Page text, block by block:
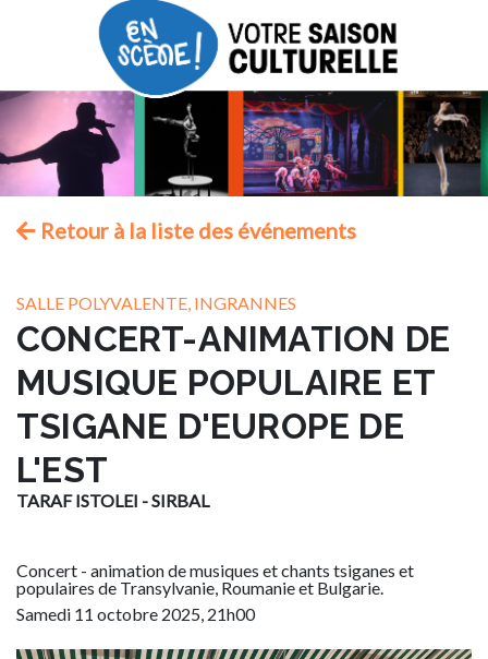
Retour à la liste des événements
SALLE POLYVALENTE, INGRANNES
CONCERT-ANIMATION DE
MUSIQUE POPULAIRE ET
TSIGANE D'EUROPE DE
L'EST
TARAF ISTOLEI - SIRBAL
Concert - animation de musiques et chants tsiganes et
populaires de Transylvanie, Roumanie et Bulgarie.
Samedi 11 octobre 2025, 21h00